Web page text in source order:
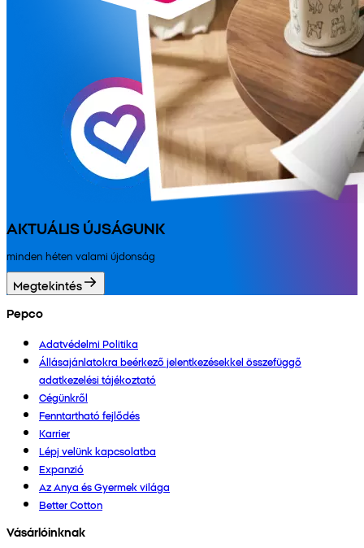
AKTUÁLIS ÚJSÁGUNK
minden héten valami újdonság
Megtekintés
Pepco
Adatvédelmi Politika
Állásajánlatokra beérkező jelentkezésekkel összefüggő
adatkezelési tájékoztató
Cégünkről
Fenntartható fejlődés
Karrier
Lépj velünk kapcsolatba
Expanzió
Az Anya és Gyermek világa
Better Cotton
Vásárlóinknak